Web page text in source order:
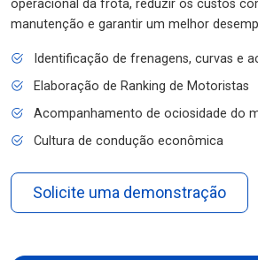
operacional da frota, reduzir os custos
manutenção e garantir um melhor
Identificação de frenagens, curvas e
Elaboração de Ranking de Motoristas
Acompanhamento de ociosidade do
Cultura de condução econômica
Solicite uma demonstração